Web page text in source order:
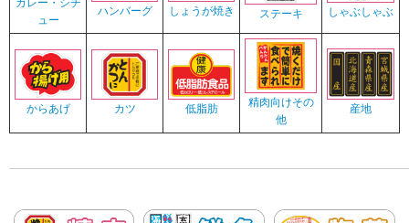
ュー
ハンバーグ しょうが焼き ステーキ しゃぶしゃぶ
からあげ カツ 低脂肪
精肉向けその
他
産地